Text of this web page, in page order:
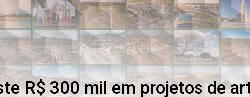
R$ 300 mil em projetos de